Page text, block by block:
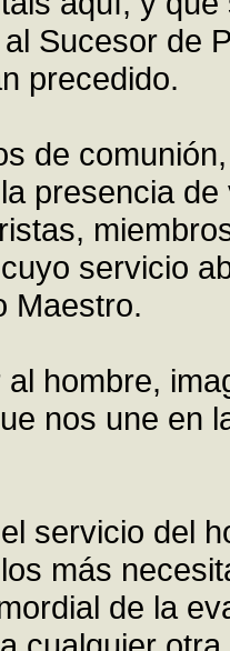
Sucesor de
precedido.
de
presencia
servicio
Maestro.
hombre,
nos une en
servicio del
más
de la